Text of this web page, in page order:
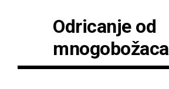
Odricanje od
mnogobožaca